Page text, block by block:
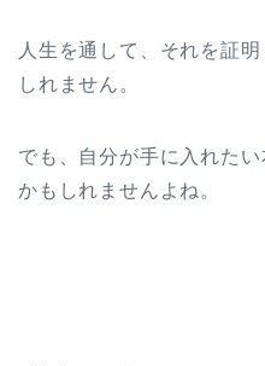
人生を通して、それを証
しれません。
でも、自分が手に入れた
かもしれませんよね。